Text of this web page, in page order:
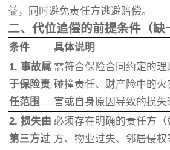
益，同时避免责任方逃避赔偿。
二、代位追偿的前提条件（缺
条件
具体说明
1. 事故属
于保险责
任范围
需符合保险合同约定的
碰撞责任、财产险中的
害或自身原因导致的损失
2. 损失由
第三方过
必须存在明确的责任方
方、物业过失、邻居侵